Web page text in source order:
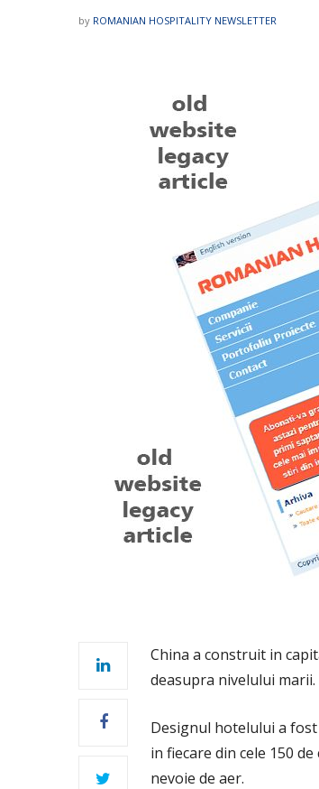
by ROMANIAN HOSPITALITY NEWSLETTER
China a construit in
deasupra nivelului marii.
Designul hotelului a
in fiecare din cele 150
nevoie de aer.